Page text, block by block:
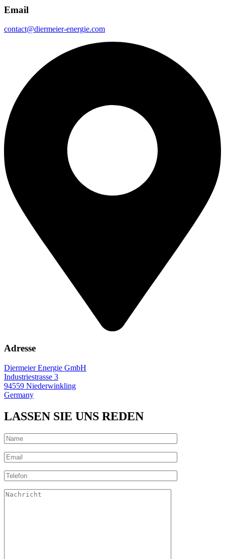
Email
contact@diermeier-energie.com
Adresse
Diermeier Energie GmbH
Industriestrasse 3
94559 Niederwinkling
Germany
LASSEN SIE UNS REDEN